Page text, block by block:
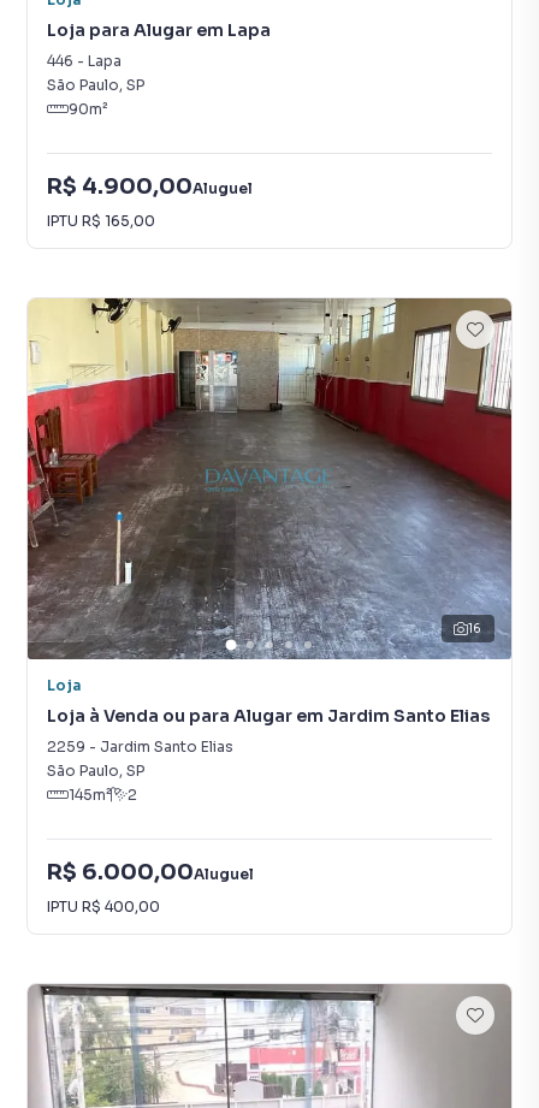
Loja para Alugar em Lapa
446 - Lapa
São Paulo, SP
90m²
R$ 4.900,00Aluguel
IPTU R$ 165,00
16
Loja
Loja à Venda ou para Alugar em Jardim Santo Elias
2259 - Jardim Santo Elias
São Paulo, SP
145m² 2
R$ 6.000,00Aluguel
IPTU R$ 400,00